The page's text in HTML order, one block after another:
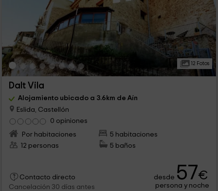
12 Fotos
Dalt Vila
Alojamiento ubicado a 3.6km de Aín
Eslida, Castellón
0 opiniones
Por habitaciones
5 habitaciones
12 personas
5 baños
Contacto directo
Cancelación 30 días antes
desde 57€
persona y noche